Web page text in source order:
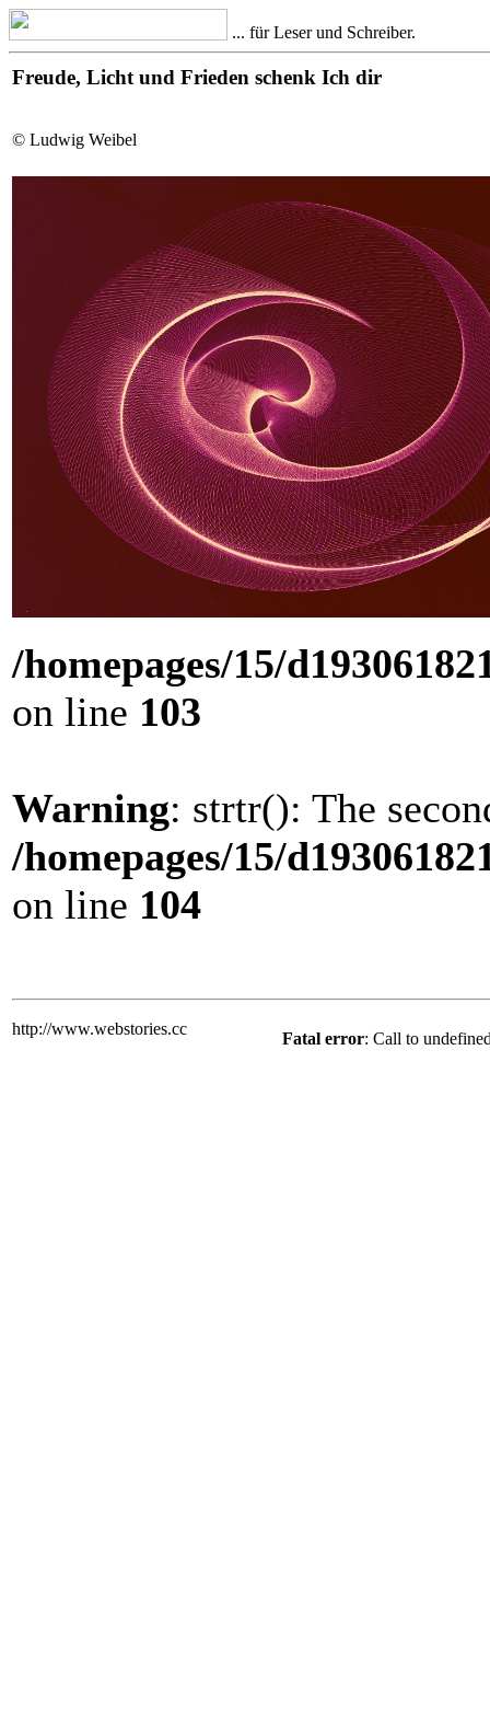
... für Leser und Schreiber.
Freude, Licht und Frieden schenk Ich dir
© Ludwig Weibel
/homepages/15/
on line 103
Warning: strtr(): The
/homepages/15/
on line 104
http://www.webstories.cc
Fatal error: Call to